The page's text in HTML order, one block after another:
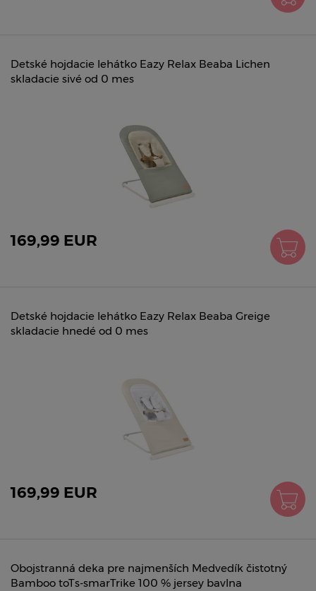
Detské hojdacie lehátko Eazy Relax Beaba Lichen
skladacie sivé od 0 mes
169,99 EUR
Detské hojdacie lehátko Eazy Relax Beaba Greige
skladacie hnedé od 0 mes
169,99 EUR
Obojstranná deka pre najmenších Medvedík čistotný
Bamboo toTs-smarTrike 100 % jersey bavlna